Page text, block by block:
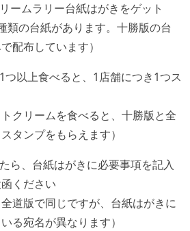
ムラリー台紙はがきをゲット
類の台紙があります。十勝版の台
配布しています）
以上食べると、1店舗につき1つス
トクリームを食べると、十勝版と全
タンプをもらえます）
ら、台紙はがきに必要事項を記入
ください
全道版で同じですが、台紙はがきに
る宛名が異なります）